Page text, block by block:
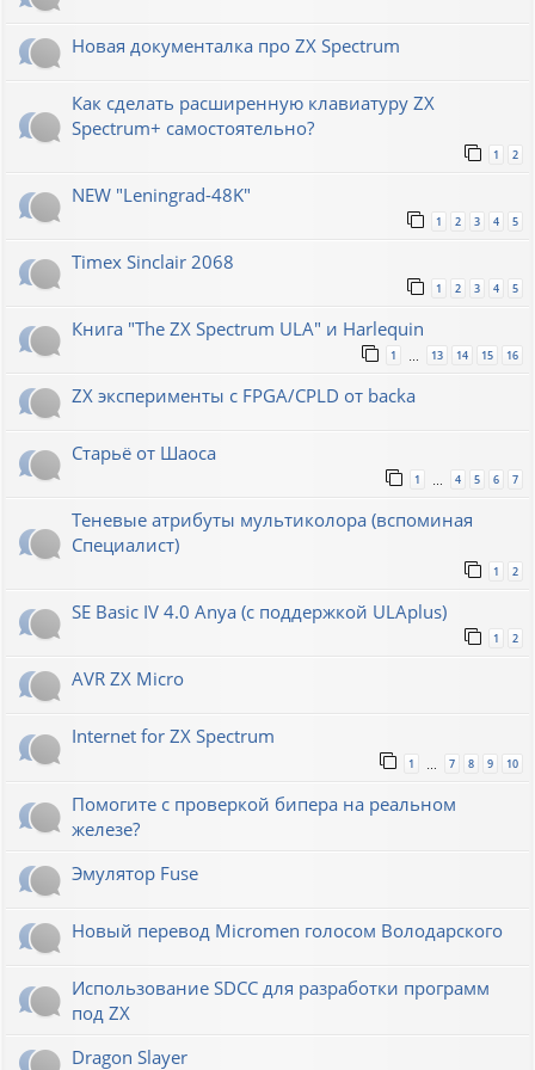
Новая документалка про ZX Spectrum
Как сделать расширенную клавиатуру ZX
Spectrum+ самостоятельно?
1 2
NEW "Leningrad-48K"
1 2 3 4 5
Timex Sinclair 2068
1 2 3 4 5
Книга "The ZX Spectrum ULA" и Harlequin
1 … 13 14 15 16
ZX эксперименты с FPGA/CPLD от backa
Старьё от Шаоса
1 … 4 5 6 7
Теневые атрибуты мультиколора (вспоминая
Специалист)
1 2
SE Basic IV 4.0 Anya (с поддержкой ULAplus)
1 2
AVR ZX Micro
Internet for ZX Spectrum
1 7 8 9 10
Помогите с проверкой бипера на реальном
железе?
Эмулятор Fuse
Новый перевод Micromen голосом Володарского
Использование SDCC для разработки программ
под ZX
Dragon Slayer